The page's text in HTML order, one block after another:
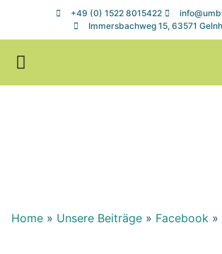
+49 (0) 1522 8015422
Immersbachweg 15, 63571
Home » Unsere Beiträge » Facebook »